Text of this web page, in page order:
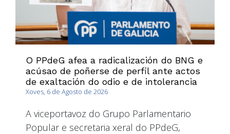
O PPdeG afea a radicalización do BNG e
acúsao de poñerse de perfil ante actos
de exaltación do odio e de intolerancia
Xoves, 6 de Agosto de 2026
A viceportavoz do Grupo Parlamentario
Popular e secretaria xeral do PPdeG,